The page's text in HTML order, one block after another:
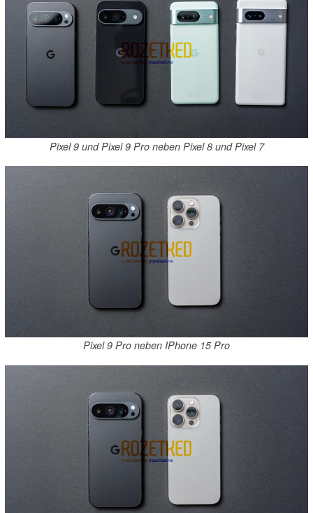
Pixel 9 und Pixel 9 Pro neben Pixel 8 und Pixel 7
Pixel 9 Pro neben IPhone 15 Pro